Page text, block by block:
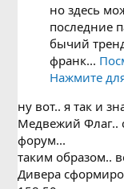
но здесь
последние
бычий
франк...
Нажмите
ну вот.. я так и
Медвежий Флаг..
форум...
таким образом..
Дивера